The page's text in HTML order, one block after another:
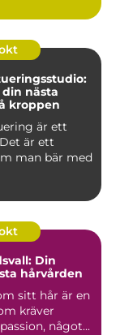
nästa
kroppen
är ett
är ett
man bär med
Din
hårvården
sitt hår är en
kräver
något...